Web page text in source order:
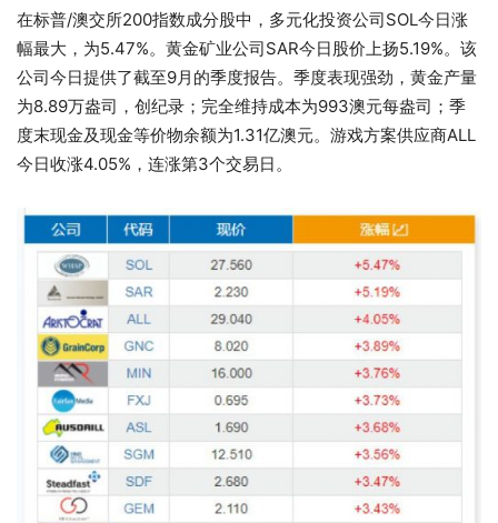
在标普/澳交所200指数成分股中，多元化投资公司SOL今日涨
幅最大，为5.47%。黄金矿业公司SAR今日股价上扬5.19%。该
公司今日提供了截至9月的季度报告。季度表现强劲，黄金产量
为8.89万盎司，创纪录；完全维持成本为993澳元每盎司；季
度末现金及现金等价物余额为1.31亿澳元。游戏方案供应商ALL
今日收涨4.05%，连涨第3个交易日。